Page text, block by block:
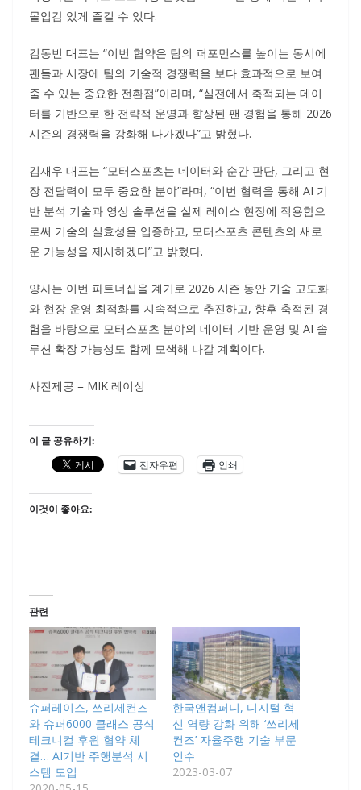
몰입감 있게 즐길 수 있다.
김동빈 대표는 “이번 협약은 팀의 퍼포먼스를 높이는 동시에
팬들과 시장에 팀의 기술적 경쟁력을 보다 효과적으로 보여
줄 수 있는 중요한 전환점”이라며, “실전에서 축적되는 데이
터를 기반으로 한 전략적 운영과 향상된 팬 경험을 통해 2026
시즌의 경쟁력을 강화해 나가겠다”고 밝혔다.
김재우 대표는 “모터스포츠는 데이터와 순간 판단, 그리고 현
장 전달력이 모두 중요한 분야”라며, “이번 협력을 통해 AI 기
반 분석 기술과 영상 솔루션을 실제 레이스 현장에 적용함으
로써 기술의 실효성을 입증하고, 모터스포츠 콘텐츠의 새로
운 가능성을 제시하겠다”고 밝혔다.
양사는 이번 파트너십을 계기로 2026 시즌 동안 기술 고도화
와 현장 운영 최적화를 지속적으로 추진하고, 향후 축적된 경
험을 바탕으로 모터스포츠 분야의 데이터 기반 운영 및 AI 솔
루션 확장 가능성도 함께 모색해 나갈 계획이다.
사진제공 = MIK 레이싱
이 글 공유하기:
전자우편
인쇄
이것이 좋아요:
관련
슈퍼레이스, 쓰리세컨즈
와 슈퍼6000 클래스 공식
테크니컬 후원 협약 체
결… AI기반 주행분석 시
스템 도입
한국앤컴퍼니, 디지털 혁
신 역량 강화 위해 ‘쓰리세
컨즈’ 자율주행 기술 부문
인수
2023-03-07